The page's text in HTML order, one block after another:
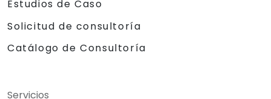
Estudios de Caso
Solicitud de consultoría
Catálogo de Consultoría
Servicios